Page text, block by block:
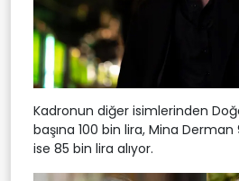
Kadronun diğer isimlerinden
başına 100 bin lira, Mina Derman
ise 85 bin lira alıyor.